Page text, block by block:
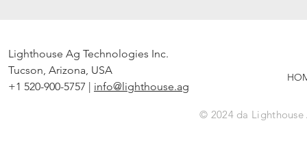
Lighthouse Ag Technologies Inc.
Tucson, Arizona, USA
+1 520-900-5757 | info@lighthouse.ag
© 2024 da Lighthouse